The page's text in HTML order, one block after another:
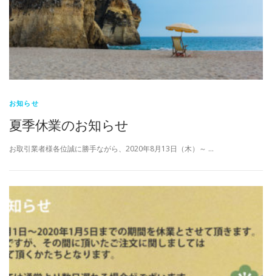
お知らせ
夏季休業のお知らせ
お取引業者様各位誠に勝手ながら、2020年8月13日（木）～ …